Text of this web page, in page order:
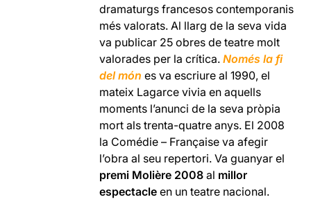
dramaturgs francesos contemporanis
més valorats. Al llarg de la seva vida
va publicar 25 obres de teatre molt
valorades per la crítica.Només la fi
del món es va escriure al 1990, el
mateix Lagarce vivia en aquells
moments l’anunci de la seva pròpia
mort als trenta-quatre anys. El 2008
la Comédie – Française va afegir
l’obra al seu repertori. Va guanyar el
premi Molière 2008 al millor
espectacle en un teatre nacional.